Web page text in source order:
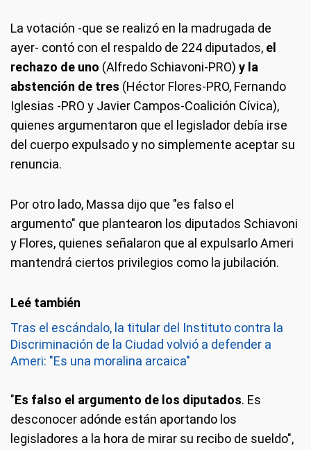
La votación -que se realizó en la madrugada de
ayer- contó con el respaldo de 224 diputados, el
rechazo de uno (Alfredo Schiavoni-PRO) y la
abstención de tres (Héctor Flores-PRO, Fernando
Iglesias -PRO y Javier Campos-Coalición Cívica),
quienes argumentaron que el legislador debía irse
del cuerpo expulsado y no simplemente aceptar su
renuncia.
Por otro lado, Massa dijo que "es falso el
argumento" que plantearon los diputados Schiavoni
y Flores, quienes señalaron que al expulsarlo Ameri
mantendrá ciertos privilegios como la jubilación.
Tras el escándalo, la titular del Instituto contra la
Discriminación de la Ciudad volvió a defender a
Ameri: "Es una moralina arcaica"
"Es falso el argumento de los diputados. Es
desconocer adónde están aportando los
legisladores a la hora de mirar su recibo de sueldo",